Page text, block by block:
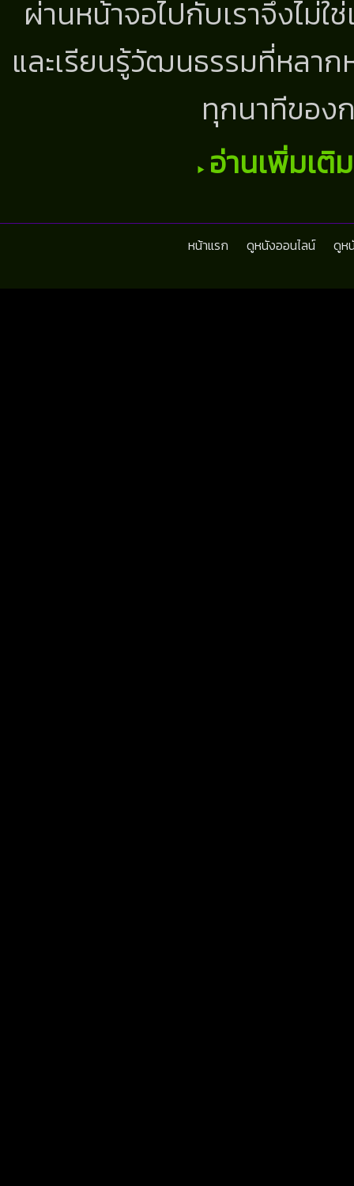
ผ่านหน้าจอไปกับเราจึงไม่
และเรียนรู้วัฒนธรรมที่หลา
ทุกนาทีขอ
อ่านเพิ่มเติ
หน้าแรก ดูหนังออนไลน์ ดูห